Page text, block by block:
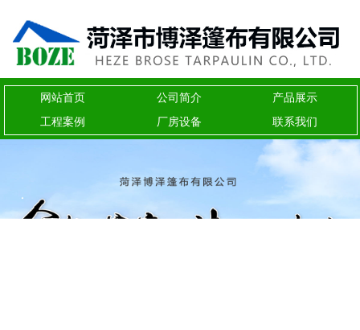
网站首页 公司简介
产品展示
工程案例
厂房设备 联系我们